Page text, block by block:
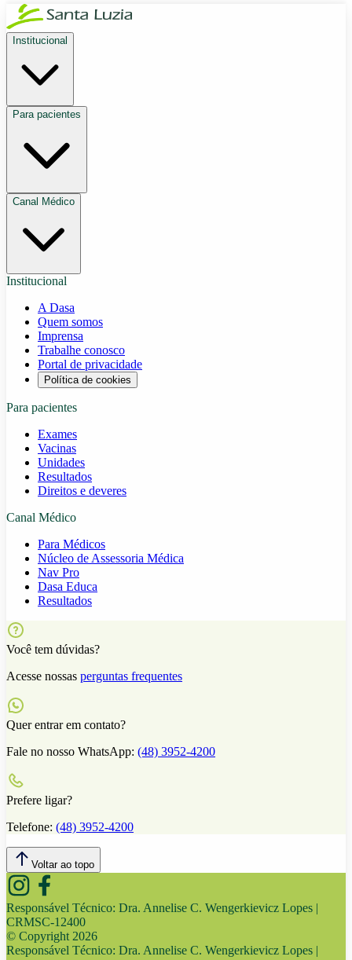
Institucional
Para pacientes
Canal Médico
Institucional
A Dasa
Quem somos
Imprensa
Trabalhe conosco
Portal de privacidade
Política de cookies
Para pacientes
Exames
Vacinas
Unidades
Resultados
Direitos e deveres
Canal Médico
Para Médicos
Núcleo de Assessoria Médica
Nav Pro
Dasa Educa
Resultados
Você tem dúvidas?
Acesse nossas perguntas frequentes
Quer entrar em contato?
Fale no nosso WhatsApp: (48) 3952-4200
Prefere ligar?
Telefone: (48) 3952-4200
Voltar ao topo
Responsável Técnico: Dra. Annelise C. Wengerkievicz Lopes |
CRMSC-12400
© Copyright2026
Responsável Técnico: Dra. Annelise C. Wengerkievicz Lopes |